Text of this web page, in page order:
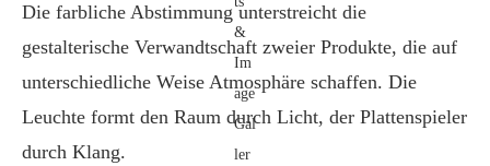
Die farbliche Abstimmung unterstreicht die
gestalterische Verwandtschaft zweier Produkte, die auf
unterschiedliche Weise Atmosphäre schaffen. Die
Leuchte formt den Raum durch Licht, der Plattenspieler
durch Klang.